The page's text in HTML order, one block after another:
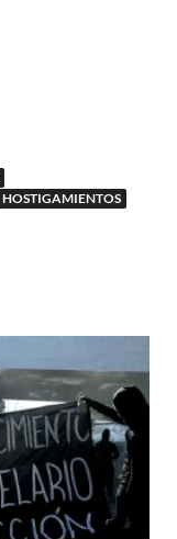
HOSTIGAMIENTOS